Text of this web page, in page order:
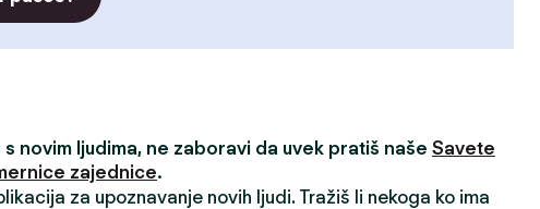
novim ljudima, ne zaboravi da uvek pratiš naše Savete
zajednice.
za upoznavanje novih ljudi. Tražiš li nekoga ko ima